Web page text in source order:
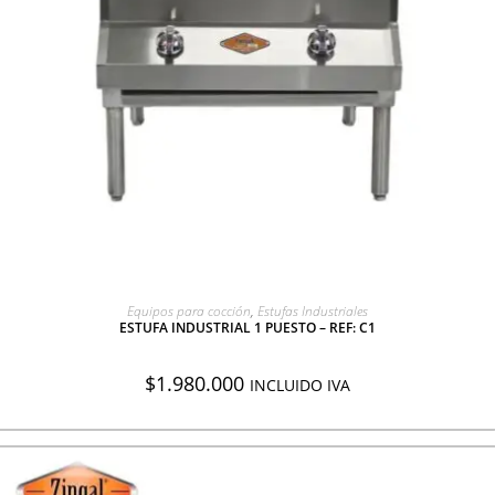
AGREGAR A COTIZACIÓN
Equipos para cocción, Estufas Industriales
ESTUFA INDUSTRIAL 1 PUESTO – REF: C1
$1.980.000 INCLUIDO IVA